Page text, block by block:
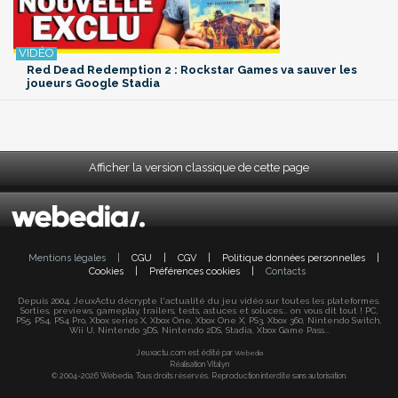
Red Dead Redemption 2 : Rockstar Games va sauver les
joueurs Google Stadia
Afficher la version classique de cette page
Mentions légales CGU CGV Politique données personnelles
Cookies
Préférences cookies Contacts
Depuis 2004, JeuxActu décrypte l'actualité du jeu vidéo sur toutes les plateformes.
Sorties, previews, gameplay, trailers, tests, astuces et soluces... on vous dit tout ! PC,
PS5, PS4, PS4 Pro, Xbox series X, Xbox One, Xbox One X, PS3, Xbox 360, Nintendo Switch,
Wii U, Nintendo 3DS, Nintendo 2DS, Stadia, Xbox Game Pass...
Jeuxactu.com est édité par Webedia
Réalisation Vitalyn
© 2004-2026 Webedia. Tous droits réservés. Reproduction interdite sans autorisation.